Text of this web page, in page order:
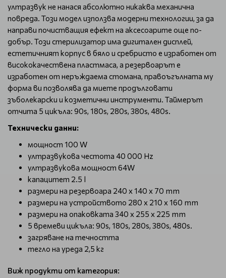
ултразвук не нанася абсолютно никаква механична
повреда. Този модел използва модерни технологии, за да
направи почистващия ефект на аксесоарите още по-
добър. Този стерилизатор има дигитален дисплей,
естетичният корпус в бяло и сребристо е изработен от
висококачествена пластмаса, а резервоарът е
изработен от неръждаема стомана, правоъгълната му
форма ви позволява да миете продълговати
зъболекарски и козметични инструменти. Таймерът
отчита 5 цикъла: 90s, 180s, 280s, 380s, 480s.
Технически данни:
мощност 100 W
ултразвукова честота 40 000 Hz
ултразвукова мощност 64W
капацитет 2.5 l
размери на резервоара 240 x 140 x 70 mm
размери на устройството 280 x 210 x 160 mm
размери на опаковката 340 x 255 x 225 mm
5 времеви цикъла: 90s, 180s, 280s, 380s, 480s.
загряване на течността
тегло на уреда 2,5 кг
Виж продукти от категория: